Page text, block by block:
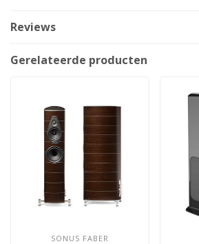
Reviews
Gerelateerde producten
SONUS FABER